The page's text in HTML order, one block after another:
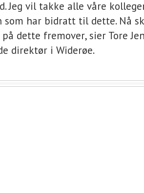
Jeg vil takke alle våre
som har bidratt til dette. Nå
dette fremover, sier Tore
direktør i Widerøe.